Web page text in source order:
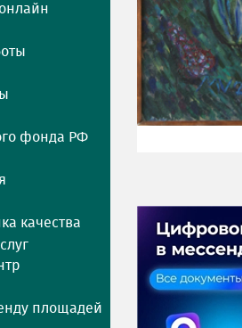
фонда РФ
качества
площадей